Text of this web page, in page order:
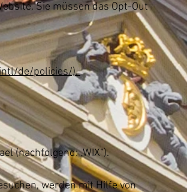
Sie müssen das Opt-Out
de/policies/).
(nachfolgend: „WIX“).
werden mit Hilfe von